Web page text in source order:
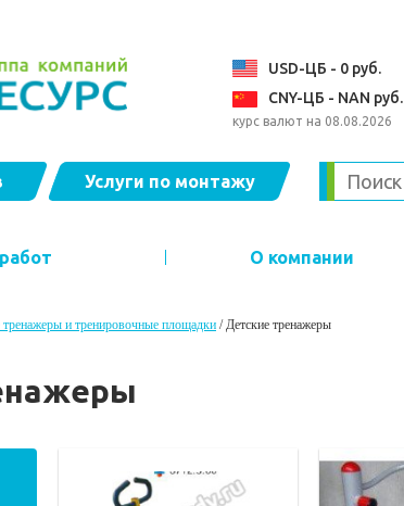
USD-ЦБ - 0 руб.
CNY-ЦБ - NAN руб.
курс валют на 08.08.2026
Услуги по монтажу
О компании
и тренировочные площадки /Детские тренажеры